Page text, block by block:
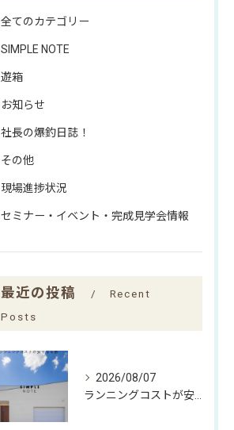
全てのカテゴリー
SIMPLE NOTE
遊箱
お知らせ
社長の爆釣日誌！
その他
現場進捗状況
セミナー・イベント・完成見学会情報
最近の投稿
Recent
Posts
2026/08/07